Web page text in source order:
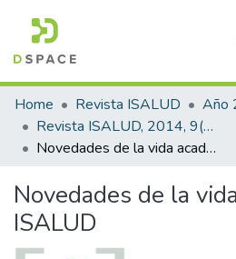
Communities & Collections
All of DSpace
Statistics
Home Revista ISALUD
Año
Revista ISALUD, 2014, 9(42)
Novedades de la vida académica en ISALUD
Novedades de la
ISALUD